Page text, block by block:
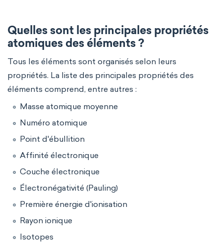
Quelles sont les principales propriétés
atomiques des éléments ?
Tous les éléments sont organisés selon leurs
propriétés. La liste des principales propriétés des
éléments comprend, entre autres :
Masse atomique moyenne
Numéro atomique
Point d'ébullition
Affinité électronique
Couche électronique
Électronégativité (Pauling)
Première énergie d'ionisation
Rayon ionique
Isotopes